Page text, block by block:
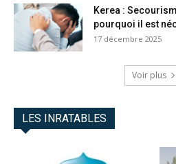
Kerea :
pourquoi il est
17 décembre 2025
Voir plus
LES INRATABLES